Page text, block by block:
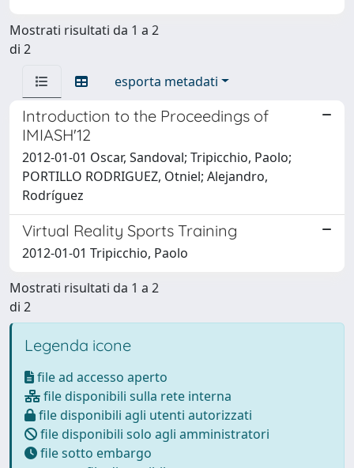
Mostrati risultati da 1 a 2
di 2
esporta metadati
Introduction to the Proceedings of
IMIASH'12
2012-01-01 Oscar, Sandoval; Tripicchio, Paolo;
PORTILLO RODRIGUEZ, Otniel; Alejandro,
Rodríguez
Virtual Reality Sports Training
2012-01-01 Tripicchio, Paolo
Mostrati risultati da 1 a 2
di 2
Legenda icone
file ad accesso aperto
file disponibili sulla rete interna
file disponibili agli utenti autorizzati
file disponibili solo agli amministratori
file sotto embargo